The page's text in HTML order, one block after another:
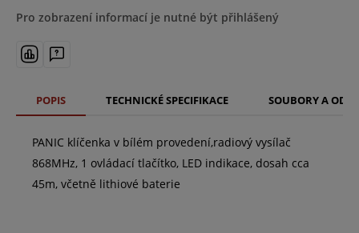
Pro zobrazení informací je nutné být přihlášený
POPIS TECHNICKÉ SPECIFIKACE SOUBORY A
PANIC klíčenka v bílém provedení,radiový vysílač
868MHz, 1 ovládací tlačítko, LED indikace, dosah cca
45m, včetně lithiové baterie